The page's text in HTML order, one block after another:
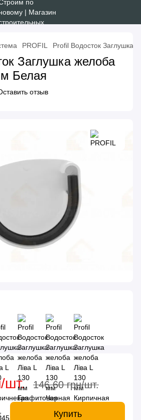
PROFIL Profil Водосток Заглушка
Заглушка желоба
Белая
отзыв
шт. 146.60 грн/шт.
Купить